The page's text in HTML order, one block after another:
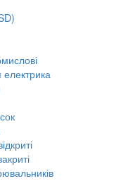
електрика